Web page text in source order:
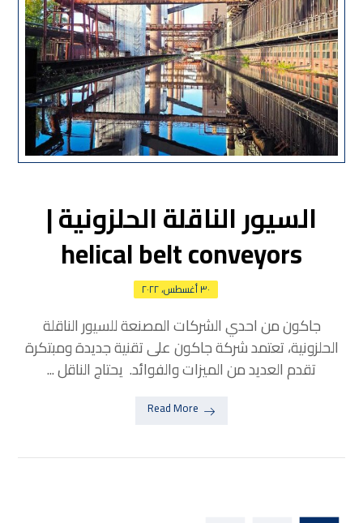
السيور الناقلة الحلزونية |
helical belt conveyors
٣٠ أغسطس، ٢٠٢٢
جاكون من احدي الشركات المصنعة للسيور الناقلة
الحلزونية، تعتمد شركة جاكون على تقنية جديدة ومبتكرة
تقدم العديد من الميزات والفوائد. يحتاج الناقل ...
Read More